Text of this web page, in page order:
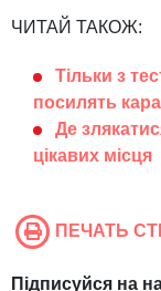
ЧИТАЙ ТАКОЖ:
Тільки з
посилять
Де
цікавих місця
ПЕЧАТЬ
Підписуйся на